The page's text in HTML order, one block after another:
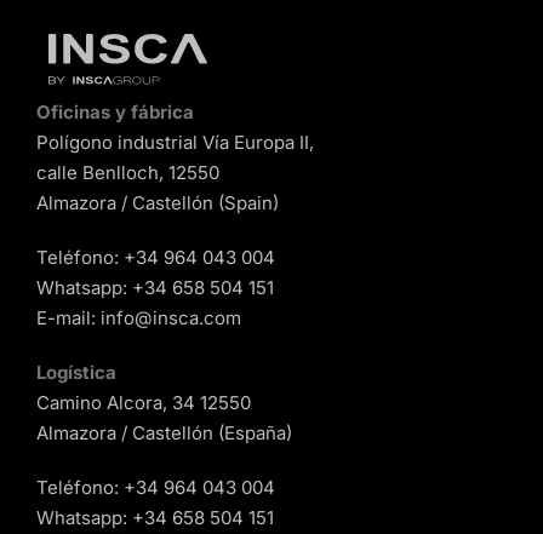
Oficinas y fábrica
Polígono industrial Vía Europa II,
calle Benlloch, 12550
Almazora / Castellón (Spain)
Teléfono: +34 964 043 004
Whatsapp: +34 658 504 151
E-mail: info@insca.com
Logística
Camino Alcora, 34 12550
Almazora / Castellón (España)
Teléfono: +34 964 043 004
Whatsapp: +34 658 504 151